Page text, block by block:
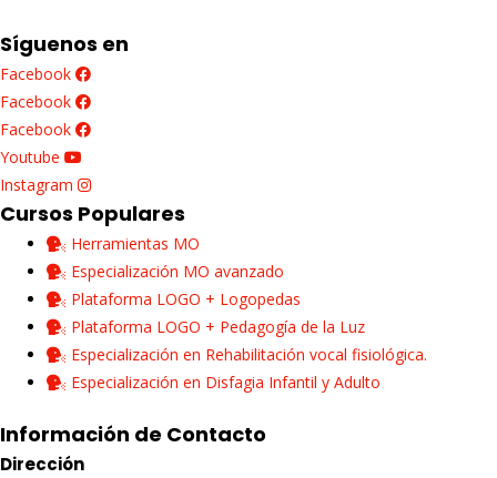
Síguenos en
Facebook
Facebook
Facebook
Youtube
Instagram
Cursos Populares
Herramientas MO
Especialización MO avanzado
Plataforma LOGO + Logopedas
Plataforma LOGO + Pedagogía de la Luz
Especialización en Rehabilitación vocal fisiológica.
Especialización en Disfagia Infantil y Adulto
Información de Contacto
Dirección